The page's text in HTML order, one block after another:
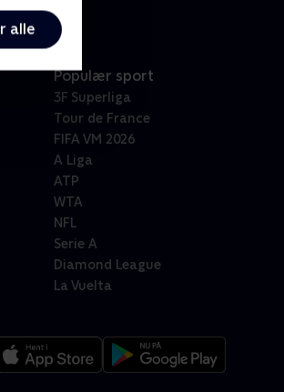
alle
Populær sport
3F Superliga
Tour de France
FIFA VM 2026
A Liga
ATP
WTA
NFL
Serie A
Diamond League
La Vuelta